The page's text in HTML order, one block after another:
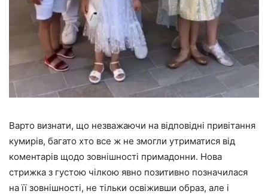
Варто визнати, що незважаючи на відповідні привітання
кумирів, багато хто все ж не змогли утриматися від
коментарів щодо зовнішності примадонни. Нова
стрижка з густою чілкою явно позитивно позначилася
на її зовнішності, не тільки освіживши образ, але і